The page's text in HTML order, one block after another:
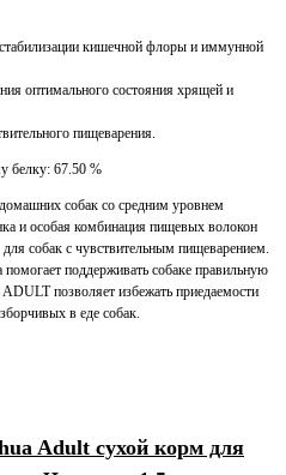
кишечной флоры и иммунной
оптимального состояния хрящей и
пищеварения.
белку: 67.50 %
собак со средним уровнем
и особая комбинация пищевых волокон
собак с чувствительным пищеварением.
поддерживать собаке правильную
позволяет избежать приедаемости
в еде собак.
Adult сухой корм для